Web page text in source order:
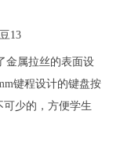
金属拉丝的表面设
键程设计的键盘按
少的，方便学生